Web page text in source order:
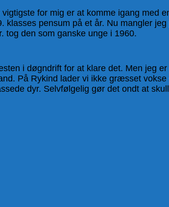
for mig er at komme igang med
pensum på et år. Nu mangler
tog den som ganske unge i 1960.
i døgndrift for at klare det. Men jeg
På Rykind lader vi ikke græsset
dyr. Selvfølgelig gør det ondt at